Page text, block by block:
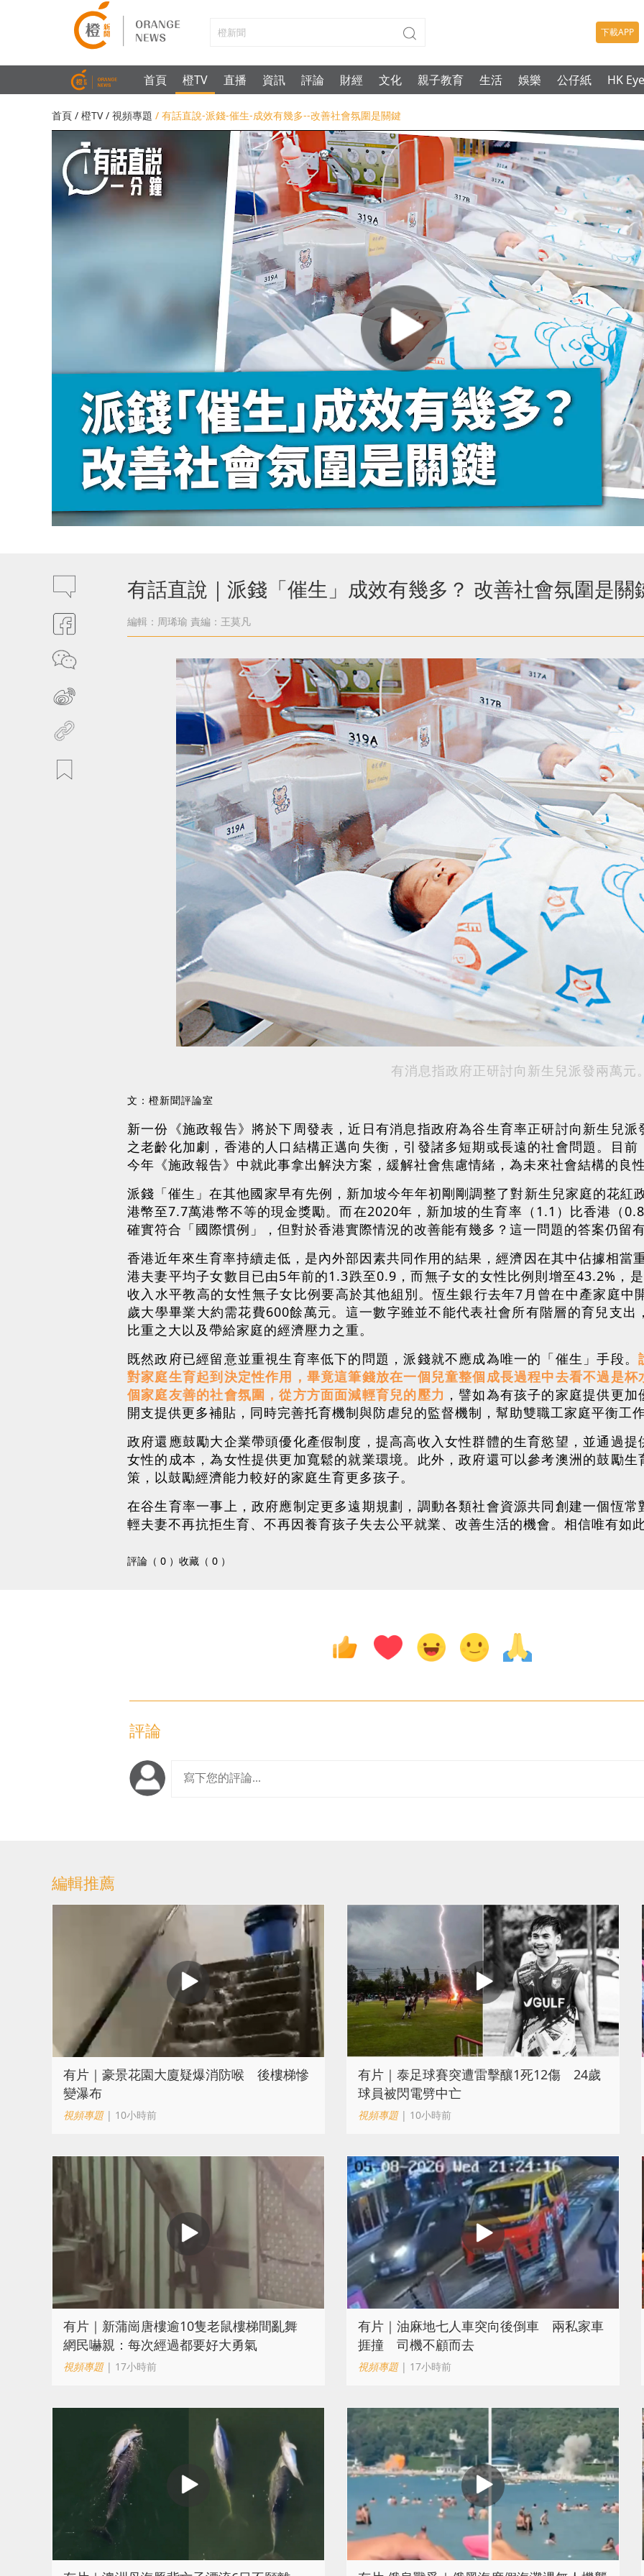
下載APP
首頁 橙TV 直播 資訊 評論 財經 文化 親子教育 生活 娛樂 公仔紙 HK Eye
首頁 / 橙TV/ 視頻專題 / 有話直說-派錢-催生-成效有幾多--改善社會氛圍是關鍵
有話直說｜派錢「催生」成效有幾多？ 改善社會氛圍是關
編輯：周琋瑜 責編：王莫凡
有消息指政府正研討向新生兒派發兩萬元
文：橙新聞評論室
新一份《施政報告》將於下周發表，近日有消息指政府為谷生育率正研討向新生兒
之老齡化加劇，香港的人口結構正邁向失衡，引發諸多短期或長遠的社會問題。目
今年《施政報告》中就此事拿出解決方案，緩解社會焦慮情緒，為未來社會結構的良
派錢「催生」在其他國家早有先例，新加坡今年年初剛剛調整了對新生兒家庭的花
港幣至7.7萬港幣不等的現金獎勵。而在2020年，新加坡的生育率（1.1）比香港（
確實符合「國際慣例」，但對於香港實際情況的改善能有幾多？這一問題的答案仍留
香港近年來生育率持續走低，是內外部因素共同作用的結果，經濟因在其中佔據相當
港夫妻平均子女數目已由5年前的1.3跌至0.9，而無子女的女性比例則增至43.2%，
收入水平教高的女性無子女比例要高於其他組別。恆生銀行去年7月曾在中產家庭
歲大學畢業大約需花費600餘萬元。這一數字雖並不能代表社會所有階層的育兒支
比重之大以及帶給家庭的經濟壓力之重。
既然政府已經留意並重視生育率低下的問題，派錢就不應成為唯一的「催生」手段。
對家庭生育起到決定性作用，畢竟這筆錢放在一個兒童整個成長過程中去看不過是
個家庭友善的社會氛圍，從方方面面減輕育兒的壓力 ，譬如為有孩子的家庭提供更
開支提供更多補貼，同時完善托育機制與防虐兒的監督機制，幫助雙職工家庭平衡工
政府還應鼓勵大企業帶頭優化產假制度，提高高收入女性群體的生育慾望，並通過
女性的成本，為女性提供更加寬鬆的就業環境。此外，政府還可以參考澳洲的鼓勵
策，以鼓勵經濟能力較好的家庭生育更多孩子。
在谷生育率一事上，政府應制定更多遠期規劃，調動各類社會資源共同創建一個恆
輕夫妻不再抗拒生育、不再因養育孩子失去公平就業、改善生活的機會。相信唯有如
評論（ 0 ） 收藏（ 0 ）
評論
編輯推薦
有片｜豪景花園大廈疑爆消防喉 後樓梯慘
變瀑布
視頻專題| 10小時前
有片｜泰足球賽突遭雷擊釀1死12傷 24歲
球員被閃電劈中亡
視頻專題| 10小時前
有片｜新蒲崗唐樓逾10隻老鼠樓梯間亂舞
網民嚇親：每次經過都要好大勇氣
視頻專題| 17小時前
有片｜油麻地七人車突向後倒車 兩私家車
捱撞 司機不顧而去
視頻專題| 17小時前